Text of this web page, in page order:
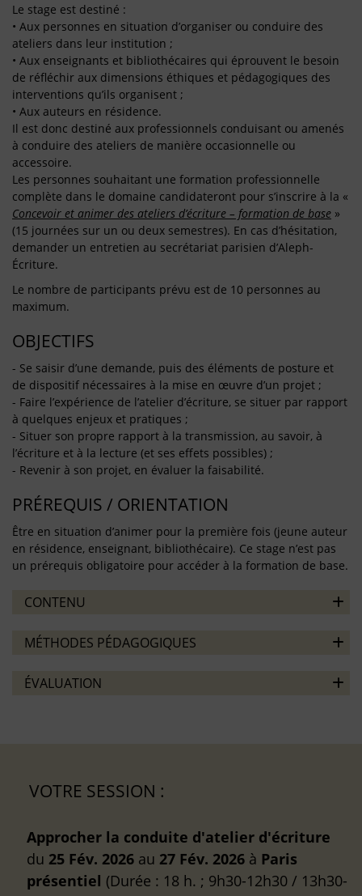
Le stage est destiné :
• Aux personnes en situation d’organiser ou conduire des
ateliers dans leur institution ;
• Aux enseignants et bibliothécaires qui éprouvent le besoin
de réfléchir aux dimensions éthiques et pédagogiques des
interventions qu’ils organisent ;
• Aux auteurs en résidence.
Il est donc destiné aux professionnels conduisant ou amenés
à conduire des ateliers de manière occasionnelle ou
accessoire.
Les personnes souhaitant une formation professionnelle
complète dans le domaine candidateront pour s’inscrire à la «
Concevoir et animer des ateliers d’écriture – formation de base »
(15 journées sur un ou deux semestres). En cas d’hésitation,
demander un entretien au secrétariat parisien d’Aleph-
Écriture.
Le nombre de participants prévu est de 10 personnes au
maximum.
OBJECTIFS
- Se saisir d’une demande, puis des éléments de posture et
de dispositif nécessaires à la mise en œuvre d’un projet ;
- Faire l’expérience de l’atelier d’écriture, se situer par rapport
à quelques enjeux et pratiques ;
- Situer son propre rapport à la transmission, au savoir, à
l’écriture et à la lecture (et ses effets possibles) ;
- Revenir à son projet, en évaluer la faisabilité.
PRÉREQUIS / ORIENTATION
Être en situation d’animer pour la première fois (jeune auteur
en résidence, enseignant, bibliothécaire). Ce stage n’est pas
un prérequis obligatoire pour accéder à la formation de base.
CONTENU
MÉTHODES PÉDAGOGIQUES
ÉVALUATION
VOTRE SESSION :
Approcher la conduite d'atelier d'écriture
du 25 Fév. 2026 au 27 Fév. 2026 à Paris
présentiel (Durée : 18 h. ; 9h30-12h30 / 13h30-